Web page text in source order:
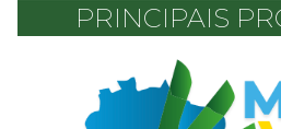
PRINCIPAIS